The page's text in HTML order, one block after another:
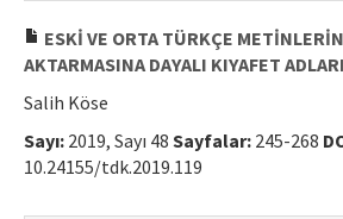
ESKİ VE ORTA TÜRKÇE
AKTARMASINA DAYALI KIYAFET ADLARI
Salih Köse
Sayı: 2019, Sayı 48 Sayfalar: 245-268
10.24155/tdk.2019.119